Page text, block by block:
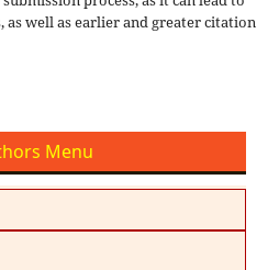
as well as earlier and greater citation
Menu